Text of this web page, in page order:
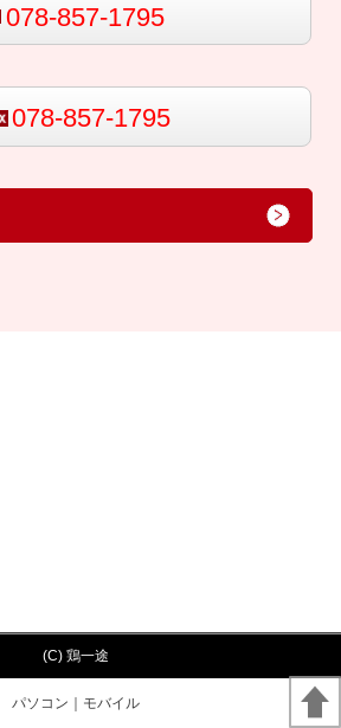
078-857-1795
078-857-1795
(C) 鶏一途
パソコン ｜モバイル